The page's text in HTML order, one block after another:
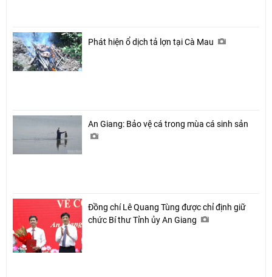
Phát hiện ổ dịch tả lợn tại Cà Mau
An Giang: Bảo vệ cá trong mùa cá sinh sản
Đồng chí Lê Quang Tùng được chỉ định giữ
chức Bí thư Tỉnh ủy An Giang